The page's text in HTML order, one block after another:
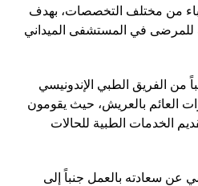
من مختلف التخصصات، بهدف
للمرضى في المستشفى الميداني
الأثناء يواصل 15 طبيباً من الفريق الطبي الإندونيسي
العائم بالعريش، حيث يقومون
الخدمات الطبية للحالات
عن سعادته بالعمل جنباً إلى